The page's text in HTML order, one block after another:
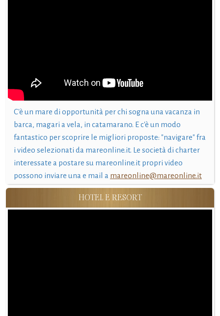
C'è un mare di opportunità per chi sogna una vacanza in
barca, magari a vela, in catamarano. E c'è un modo
fantastico per scoprire le migliori proposte: "navigare" fra
i video selezionati da mareonline.it. Le società di charter
interessate a postare su mareonline.it propri video
possono inviare una e mail a mareonline@mareonline.it
HOTEL E RESORT